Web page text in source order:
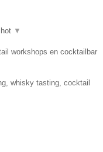
▼
workshops en cocktailbar
whisky tasting, cocktail